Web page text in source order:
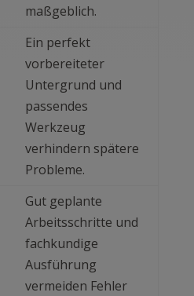
maßgeblich.
Ein perfekt
vorbereiteter
Untergrund und
passendes
Werkzeug
verhindern spätere
Probleme.
Gut geplante
Arbeitsschritte und
fachkundige
Ausführung
vermeiden Fehler